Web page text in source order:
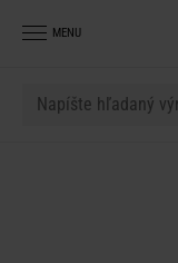
MENU